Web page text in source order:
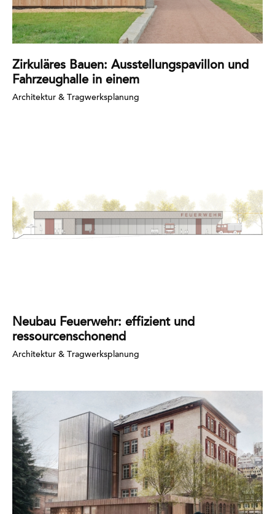
Zirkuläres Bauen: Ausstellungspavillon und
Fahrzeughalle in einem
Architektur & Tragwerksplanung
Neubau Feuerwehr: effizient und
ressourcenschonend
Architektur & Tragwerksplanung
Mehr
erfahren